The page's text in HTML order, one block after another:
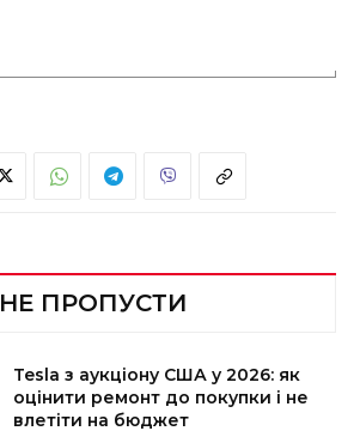
НЕ ПРОПУСТИ
Tesla з аукціону США у 2026: як
оцінити ремонт до покупки і не
влетіти на бюджет